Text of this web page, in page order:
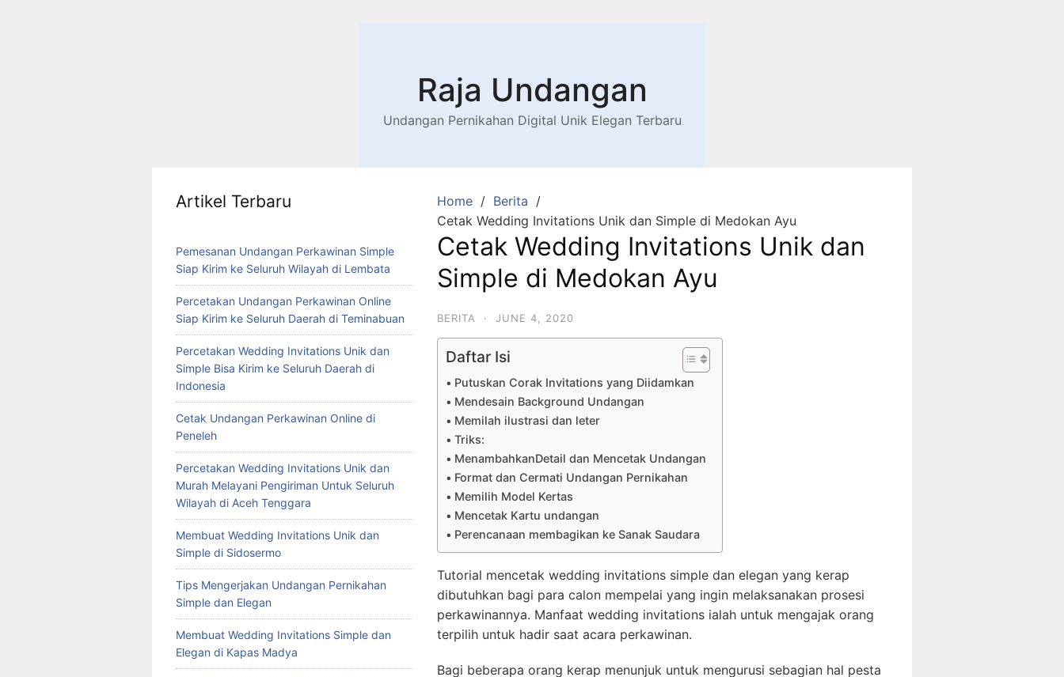
Raja Undangan
Undangan Pernikahan Digital Unik Elegan Terbaru
Home
Berita
Cetak Wedding Invitations Unik dan Simple di Medokan Ayu
Cetak Wedding Invitations Unik dan
Simple di Medokan Ayu
BERITA · JUNE 4, 2020
Daftar Isi
Putuskan Corak Invitations yang Diidamkan
Mendesain Background Undangan
Memilah ilustrasi dan leter
Triks:
MenambahkanDetail dan Mencetak Undangan
Format dan Cermati Undangan Pernikahan
Memilih Model Kertas
Mencetak Kartu undangan
Perencanaan membagikan ke Sanak Saudara
Tutorial mencetak wedding invitations simple dan elegan yang kerap
dibutuhkan bagi para calon mempelai yang ingin melaksanakan prosesi
perkawinannya. Manfaat wedding invitations ialah untuk mengajak orang
terpilih untuk hadir saat acara perkawinan.
Bagi beberapa orang kerap menunjuk untuk mengurusi sebagian hal pesta
Artikel Terbaru
Pemesanan Undangan Perkawinan Simple
Siap Kirim ke Seluruh Wilayah di Lembata
Percetakan Undangan Perkawinan Online
Siap Kirim ke Seluruh Daerah di Teminabuan
Percetakan Wedding Invitations Unik dan
Simple Bisa Kirim ke Seluruh Daerah di
Indonesia
Cetak Undangan Perkawinan Online di
Peneleh
Percetakan Wedding Invitations Unik dan
Murah Melayani Pengiriman Untuk Seluruh
Wilayah di Aceh Tenggara
Membuat Wedding Invitations Unik dan
Simple di Sidosermo
Tips Mengerjakan Undangan Pernikahan
Simple dan Elegan
Membuat Wedding Invitations Simple dan
Elegan di Kapas Madya